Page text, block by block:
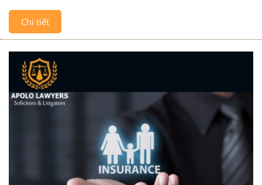
Chi tiết